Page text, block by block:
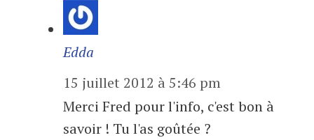
Edda
15 juillet 2012 à 5:46 pm
Merci Fred pour l'info, c'est bon à
savoir ! Tu l'as goûtée ?